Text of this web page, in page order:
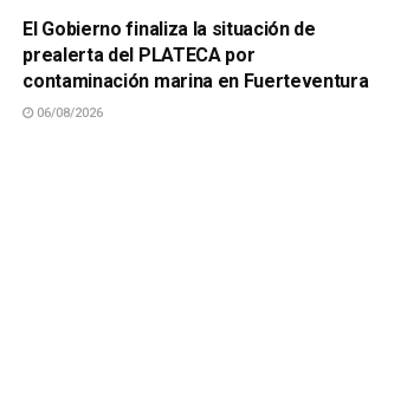
El Gobierno finaliza la situación de
prealerta del PLATECA por
contaminación marina en Fuerteventura
06/08/2026